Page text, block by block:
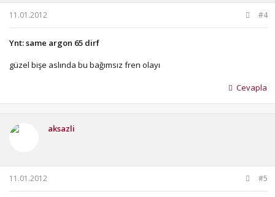
11.01.2012 #4
Ynt: same argon 65 dirf
güzel bişe aslında bu bağımsız fren olayı
Cevapla
aksazli
11.01.2012 #5